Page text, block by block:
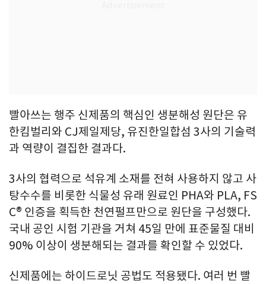
빨아쓰는 행주 신제품의 핵심인 생분해성 원단은 유
한킴벌리와 CJ제일제당, 유진한일합섬 3사의 기술력
과 역량이 결집한 결과다.
3사의 협력으로 석유계 소재를 전혀 사용하지 않고 사
탕수수를 비롯한 식물성 유래 원료인 PHA와 PLA, FS
C® 인증을 획득한 천연펄프만으로 원단을 구성했다.
국내 공인 시험 기관을 거쳐 45일 만에 표준물질 대비
90% 이상이 생분해되는 결과를 확인할 수 있었다.
신제품에는 하이드로닛 공법도 적용됐다. 여러 번 빨